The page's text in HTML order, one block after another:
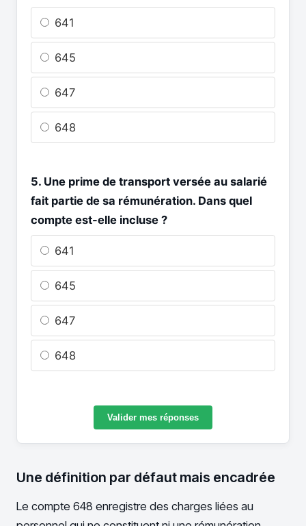
641
645
647
648
5. Une prime de transport versée au salarié
fait partie de sa rémunération. Dans quel
compte est-elle incluse ?
641
645
647
648
Valider mes réponses
Une définition par défaut mais encadrée
Le compte 648 enregistre des charges liées au